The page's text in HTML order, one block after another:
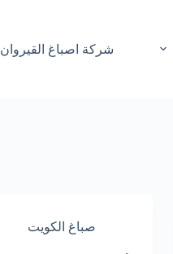
شركة اصباغ القيروان
صباغ الكويت